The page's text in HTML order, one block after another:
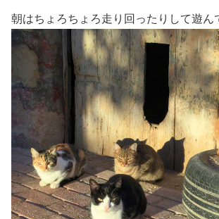
朝はちょろちょろ走り回ったりして遊ん